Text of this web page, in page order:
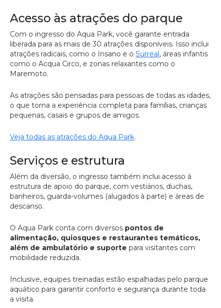
Acesso às atrações do parque
Com o ingresso do Aqua Park, você garante entrada
liberada para as mais de 30 atrações disponíveis. Isso inclui
atrações radicais, como o Insano e o Surreal, áreas infantis
como o Acqua Circo, e zonas relaxantes como o
Maremoto.
As atrações são pensadas para pessoas de todas as idades,
o que torna a experiência completa para famílias, crianças
pequenas, casais e grupos de amigos.
Veja todas as atrações do Aqua Park.
Serviços e estrutura
Além da diversão, o ingresso também inclui acesso à
estrutura de apoio do parque, com vestiários, duchas,
banheiros, guarda-volumes (alugados à parte) e áreas de
descanso.
O Aqua Park conta com diversos pontos de
alimentação, quiosques e restaurantes temáticos,
além de ambulatório e suporte para visitantes com
mobilidade reduzida.
Inclusive, equipes treinadas estão espalhadas pelo parque
aquático para garantir conforto e segurança durante toda
a visita.